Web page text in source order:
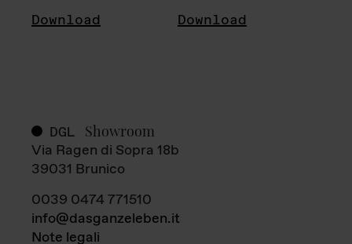
Download Download
DGL Showroom
Via Ragen di Sopra 18b
39031 Brunico
0039 0474 771510
info@dasganzeleben.it
Note legali